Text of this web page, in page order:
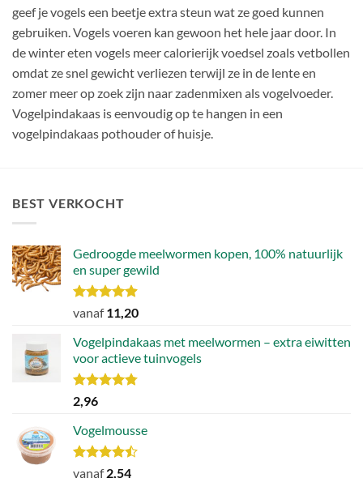
geef je vogels een beetje extra steun wat ze goed kunnen
gebruiken. Vogels voeren kan gewoon het hele jaar door. In
de winter eten vogels meer calorierijk voedsel zoals vetbollen
omdat ze snel gewicht verliezen terwijl ze in de lente en
zomer meer op zoek zijn naar zadenmixen als vogelvoeder.
Vogelpindakaas is eenvoudig op te hangen in een
vogelpindakaas pothouder of huisje.
BEST VERKOCHT
Gedroogde meelwormen kopen, 100% natuurlijk
en super gewild
Waardering
uit 5
vanaf11,20
Vogelpindakaas met meelwormen – extra eiwitten
voor actieve tuinvogels
Waardering
4.78
2,96
Vogelmousse
Waardering
vanaf2,54